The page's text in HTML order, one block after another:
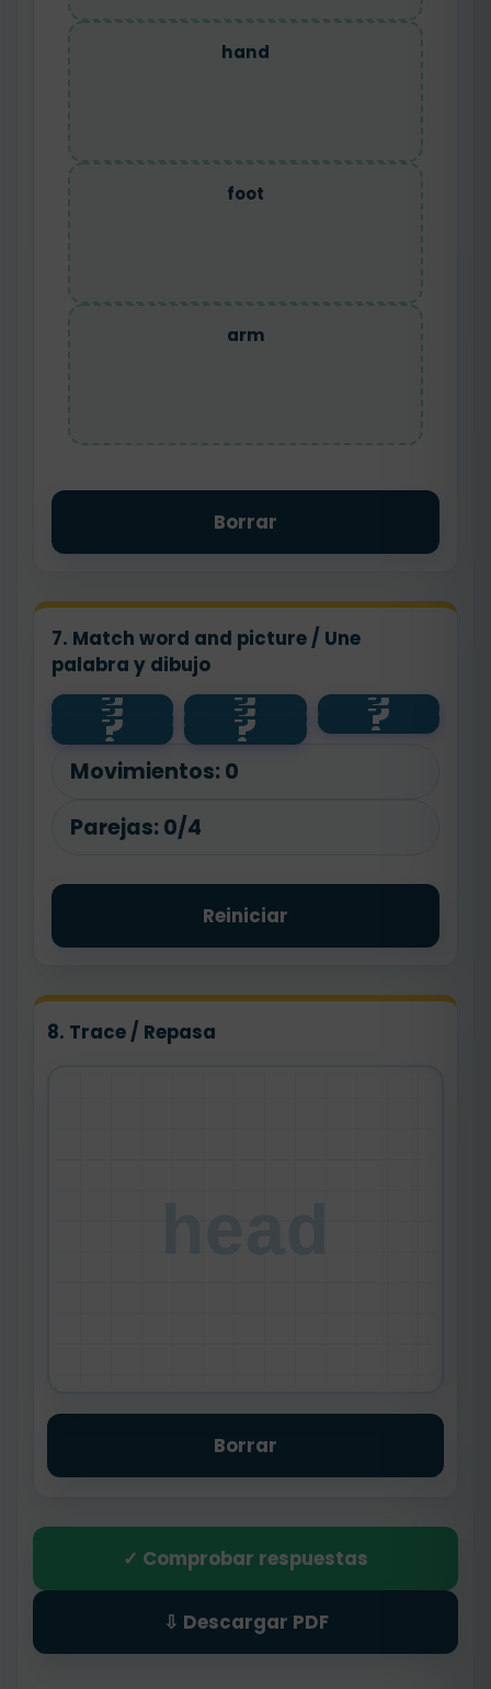
hand
foot
arm
Borrar
7. Match word and picture / Une
palabra y dibujo
?
💪 ?
head ?
hand
?
🦶 ?
🙂 ?
foot
?
arm ?
✋
Movimientos: 0
Parejas: 0/4
Reiniciar
8. Trace / Repasa
Borrar
✓ Comprobar respuestas
⇩ Descargar PDF